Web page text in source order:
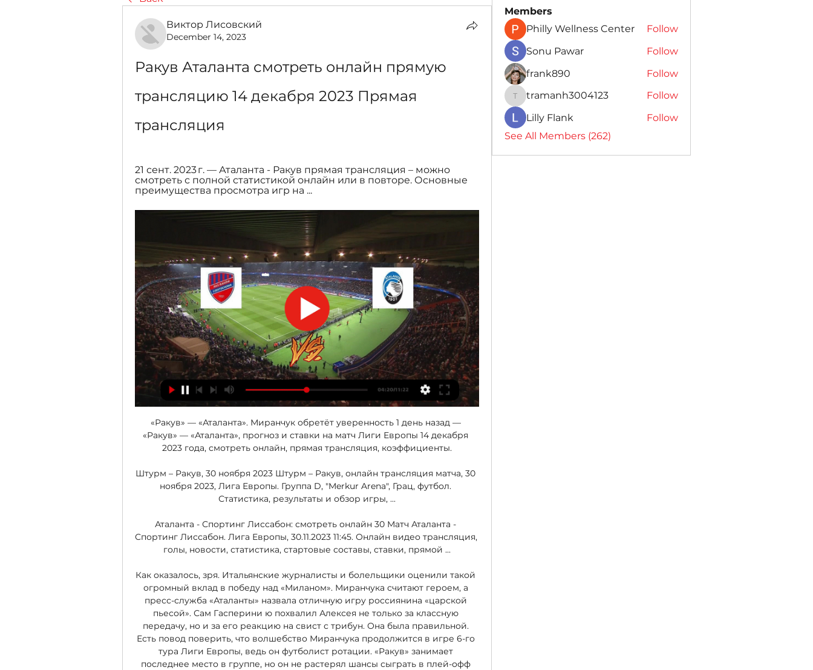
Виктор Лисовский
December 14, 2023
Ракув Аталанта смотреть онлайн прямую
трансляцию 14 декабря 2023 Прямая
трансляция
21 сент. 2023 г. — Аталанта - Ракув прямая трансляция – можно
смотреть с полной статистикой онлайн или в повторе. Основные
преимущества просмотра игр на ...
«Ракув» — «Аталанта». Миранчук обретёт уверенность 1 день назад —
«Ракув» — «Аталанта», прогноз и ставки на матч Лиги Европы 14 декабря
2023 года, смотреть онлайн, прямая трансляция, коэффициенты.
Штурм – Ракув, 30 ноября 2023 Штурм – Ракув, онлайн трансляция матча, 30
ноября 2023, Лига Европы. Группа D, "Merkur Arena", Грац, футбол.
Статистика, результаты и обзор игры, ...
Аталанта - Спортинг Лиссабон: смотреть онлайн 30 Матч Аталанта -
Спортинг Лиссабон. Лига Европы, 30.11.2023 11:45. Онлайн видео трансляция,
голы, новости, статистика, стартовые составы, ставки, прямой ...
Как оказалось, зря. Итальянские журналисты и болельщики оценили такой
огромный вклад в победу над «Миланом». Миранчука считают героем, а
пресс-служба «Аталанты» назвала отличную игру россиянина «царской
пьесой». Сам Гасперини ю похвалил Алексея не только за классную
передачу, но и за его реакцию на свист с трибун. Она была правильной.
Есть повод поверить, что волшебство Миранчука продолжится в игре 6-го
тура Лиги Европы, ведь он футболист ротации. «Ракув» занимает
последнее место в группе, но он не растерял шансы сыграть в плей-офф
Members
Philly Wellness Center
Follow
Sonu Pawar
Follow
frank890
Follow
tramanh3004123
tramanh3004123
Follow
Lilly Flank
Follow
See All Members (262)